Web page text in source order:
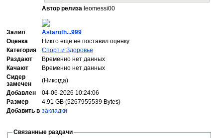
Автор релиза leomessi00
Залил
Astaroth...999
Оценка
Никто ещё не поставил оценку
Категория
Спорт и Здоровье
Раздают
Временно нет данных
Качают
Временно нет данных
Сидер
замечен
(Никогда)
Добавлен
04-06-2026 10:24:06
Размер
4.91 GB (5267955539 Bytes)
Добавить в закладки
Связанные раздачи